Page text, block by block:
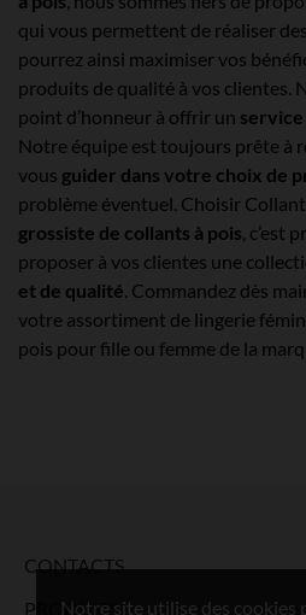
Notre site utilise des cookies
qui vous permettent de réaliser
pourrez ainsi maximiser vos
produits de qualité à vos clientes.
point d’honneur à offrir un
Notre équipe est toujours prête à
vous guider dans votre choix de
problème éventuel. Choisir
grossiste de collants à pois, c’est
proposer à vos clientes une
et de qualité. Commandez dès
votre assortiment de lingerie
pois pour fille ou femme de la
CONTACTS
PRODUITS